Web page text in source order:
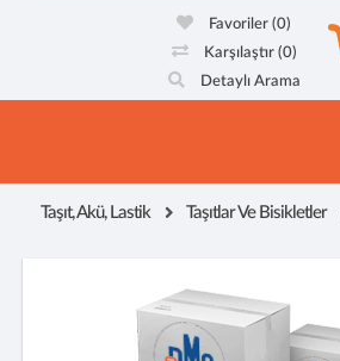
Favoriler(0)
Karşılaştır (0)
Detaylı Arama
Taşıt, Akü, Lastik Taşıtlar Ve Bisikletler